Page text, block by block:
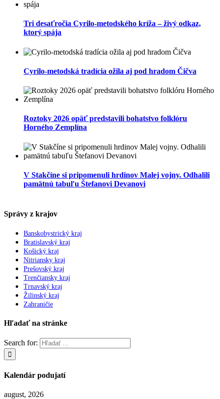
Tri desaťročia Cyrilo-metodského kríža – živý odkaz,
ktorý spája
Cyrilo-metodská tradícia ožila aj pod hradom Čičva
Roztoky 2026 opäť predstavili bohatstvo folklóru
Horného Zemplína
V Stakčíne si pripomenuli hrdinov Malej vojny. Odhalili
pamätnú tabuľu Štefanovi Devanovi
Správy z krajov
Banskobystrický kraj
Bratislavský kraj
Košický kraj
Nitriansky kraj
Prešovský kraj
Trenčiansky kraj
Trnavský kraj
Žilinský kraj
Zahraničie
Hľadať na stránke
Search for:
Kalendár podujatí
august, 2026